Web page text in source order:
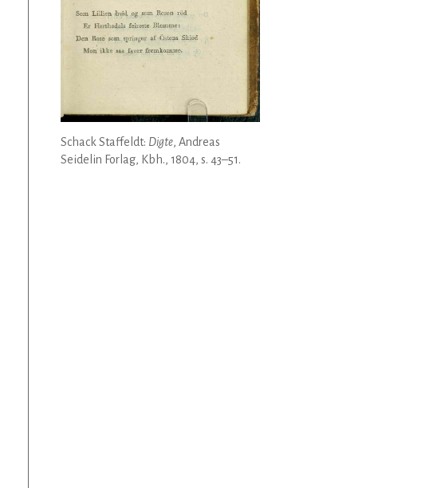
Schack Staffeldt: Digte, Andreas
Seidelin Forlag, Kbh., 1804, s. 43–51.